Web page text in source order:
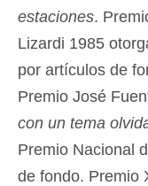
estaciones.
Lizardi 1985
por artículos de
Premio José
con un tema
Premio Nacional
de fondo. Premio